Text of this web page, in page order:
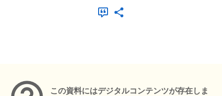
この資料にはデジタルコンテンツが存在しま